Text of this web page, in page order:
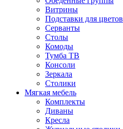
Витрины
Подставки для цветов
Серванты
Столы
Комоды
Тумба ТВ
Консоли
Зеркала
Столики
Мягкая мебель
Комплекты
Диваны
Кресла